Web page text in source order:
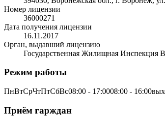
Номер лицензии
36000271
Дата получения лицензии
16.11.2017
Орган, выдавший лицензию
Государственная Жилищная Инспекция
Режим работы
ПнВтСрЧтПтСбВс08:00 - 17:0008:00 -
Приём гарждан